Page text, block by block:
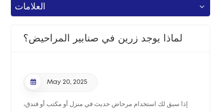
العلامات
لماذا يوجد زرين في صنابير المراحيض؟
May 20, 2025
إذا سبق لك استخدام مرحاض حديث في منزل أو مكتب أو فندق،